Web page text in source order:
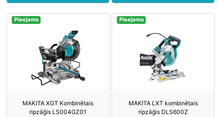
Pieejams
MAKITA XGT Kombinētais
ripzāģis LS004GZ01
Pieejams
MAKITA LXT kombinētais
ripzāģis DLS600Z